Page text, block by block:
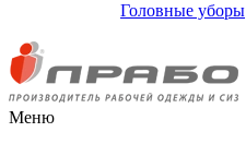
Головные уборы
Меню